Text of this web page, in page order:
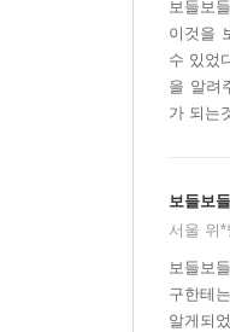
이러한 반
보들보
이것을
수 있었
을 알려
가 되는
보들보
서울 위
보들보
구한테
알게되